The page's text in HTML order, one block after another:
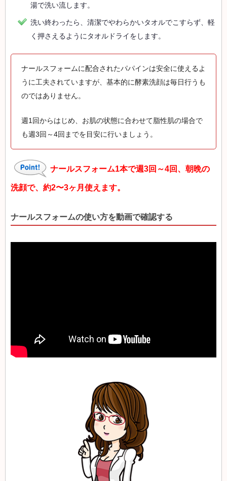
湯で洗い流します。
洗い終わったら、清潔でやわらかいタオルでこすらず、軽
く押さえるようにタオルドライをします。
ナールスフォームに配合されたパパインは安全に使えるよ
うに工夫されていますが、基本的に酵素洗顔は毎日行うも
のではありません。
週1回からはじめ、お肌の状態に合わせて脂性肌の場合で
も週3回～4回までを目安に行いましょう。
ナールスフォーム1本で週3回～4回、朝晩の
洗顔で、約2〜3ヶ月使えます。
ナールスフォームの使い方を動画で確認する